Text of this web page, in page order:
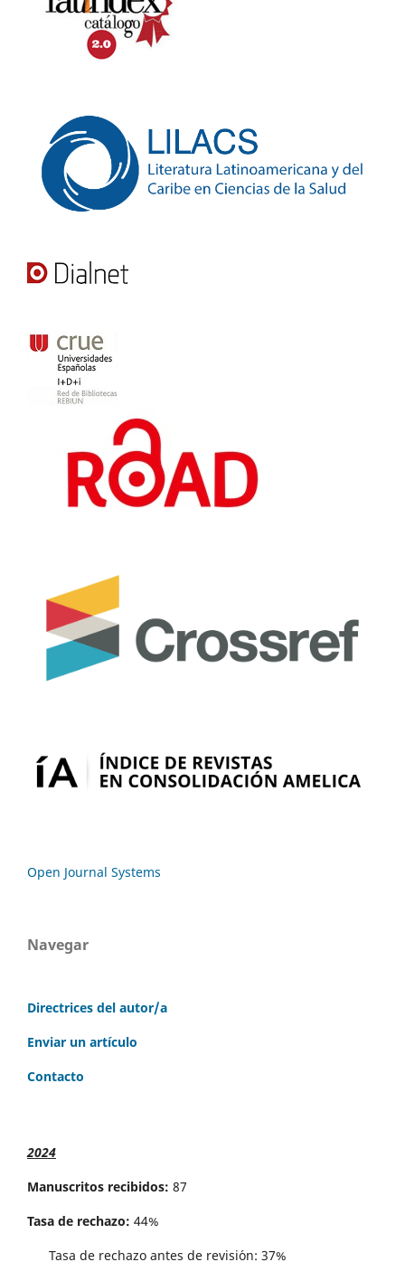
Open Journal Systems
Navegar
Directrices del autor/a
Enviar un artículo
Contacto
2024
Manuscritos recibidos: 87
Tasa de rechazo: 44%
Tasa de rechazo antes de revisi´on: 37%